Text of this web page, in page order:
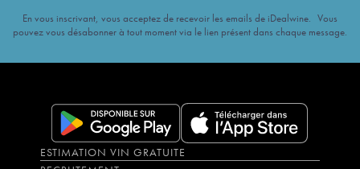
En vous inscrivant, vous acceptez de recevoir les emails de iDealwine. Vous
pouvez vous désabonner à tout moment via le lien présent dans chaque message.
ESTIMATION VIN GRATUITE